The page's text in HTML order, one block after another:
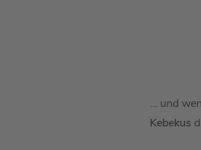
… und
Kebekus